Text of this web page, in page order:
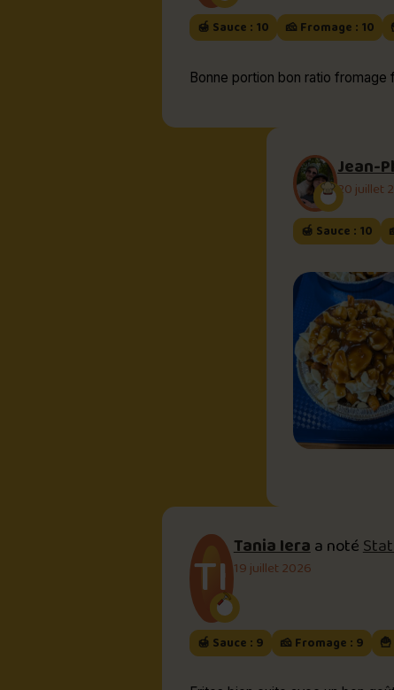
🍯 Sauce : 10 🧀 Fromage : 10
Bonne portion bon ratio
Jean-
20 juillet
🍯 Sauce : 10
TITania Ieraa noté
19 juillet 2026
🍯 Sauce : 9 🧀 Fromage : 9